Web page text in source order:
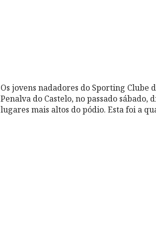
Os jovens nadadores do Sporting Clube
Penalva do Castelo, no passado
lugares mais altos do pódio. Esta foi a